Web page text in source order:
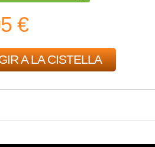
€
A LA CISTELLA